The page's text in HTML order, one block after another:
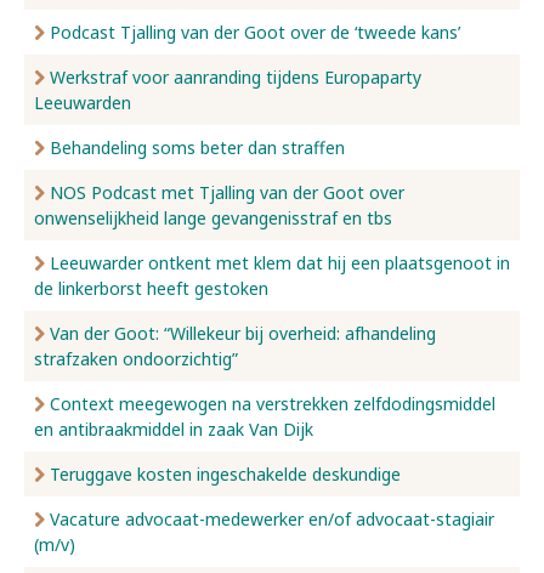
Podcast Tjalling van der Goot over de ‘tweede kans’
Werkstraf voor aanranding tijdens Europaparty
Leeuwarden
Behandeling soms beter dan straffen
NOS Podcast met Tjalling van der Goot over
onwenselijkheid lange gevangenisstraf en tbs
Leeuwarder ontkent met klem dat hij een plaatsgenoot in
de linkerborst heeft gestoken
Van der Goot: “Willekeur bij overheid: afhandeling
strafzaken ondoorzichtig”
Context meegewogen na verstrekken zelfdodingsmiddel
en antibraakmiddel in zaak Van Dijk
Teruggave kosten ingeschakelde deskundige
Vacature advocaat-medewerker en/of advocaat-stagiair
(m/v)